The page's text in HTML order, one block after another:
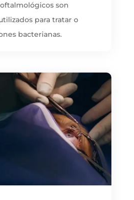
son
para tratar o
bacterianas.